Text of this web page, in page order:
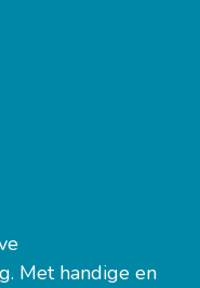
Met handige en